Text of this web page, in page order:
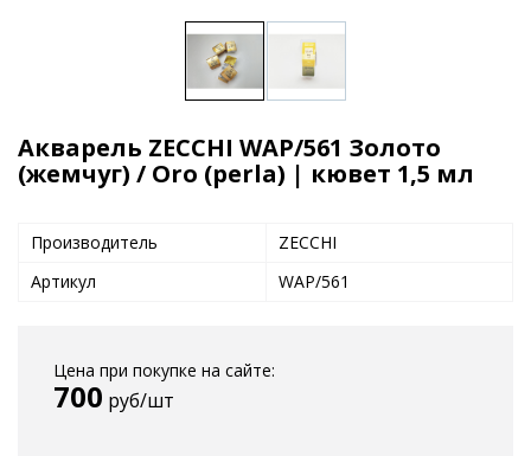
Акварель ZECCHI WAP/561 Золото
(жемчуг) / Oro (perla) | кювет 1,5 мл
Производитель
ZECCHI
Артикул
WAP/561
Цена при покупке на сайте:
700 руб/шт